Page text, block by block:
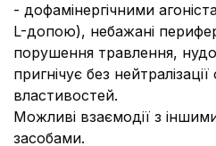
- дофамінергічними
L-допою), небажані
порушення травлення,
пригнічує без
властивостей.
Можливі взаємодії з
засобами.